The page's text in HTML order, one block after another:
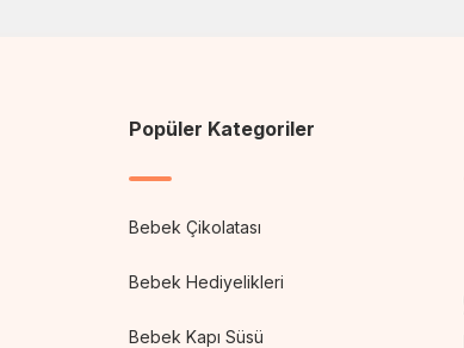
Popüler Kategoriler
Bebek Çikolatası
Bebek Hediyelikleri
Bebek Kapı Süsü